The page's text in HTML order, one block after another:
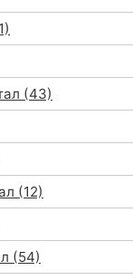
(43)
(12)
(54)